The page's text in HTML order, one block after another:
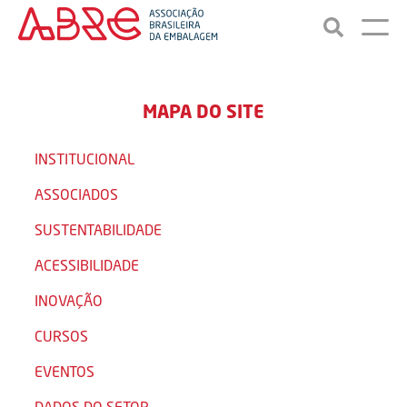
MAPA DO SITE
INSTITUCIONAL
ASSOCIADOS
SUSTENTABILIDADE
ACESSIBILIDADE
INOVAÇÃO
CURSOS
EVENTOS